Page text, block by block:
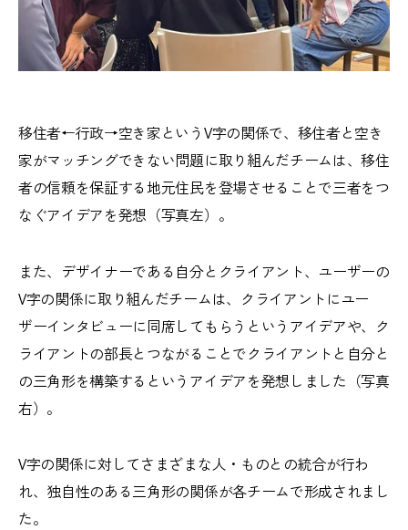
移住者←行政→空き家というV字の関係で、移住者と空き
家がマッチングできない問題に取り組んだチームは、移住
者の信頼を保証する地元住民を登場させることで三者をつ
なぐアイデアを発想（写真左）。
また、デザイナーである自分とクライアント、ユーザーの
V字の関係に取り組んだチームは、クライアントにユー
ザーインタビューに同席してもらうというアイデアや、ク
ライアントの部長とつながることでクライアントと自分と
の三角形を構築するというアイデアを発想しました（写真
右）。
V字の関係に対してさまざまな人・ものとの統合が行わ
れ、独自性のある三角形の関係が各チームで形成されまし
た。